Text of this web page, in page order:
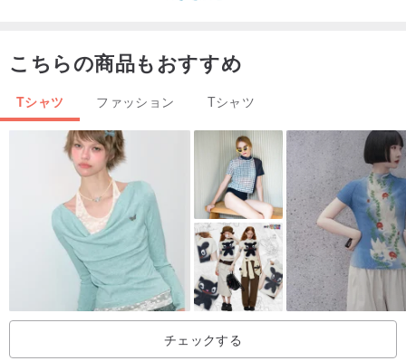
◾ 自然な染色と印刷プロセスから作られていますそのため、真水で
ベビーシャワークリームに加えて、日陰で乾燥させる必要がありま
す.ただし、高温でのアイロンはしないでください。色や柄を美しく
守るために
◾ 上質な綿100%で、着心地が良く、自然な色で染められています。
エコ印刷方法で印刷された、手工芸品です。 100% この商品は一点
のみの生産となります。ワンサイズのみ
こちらの商品もおすすめ
Tシャツ ファッション Tシャツ
チェックする